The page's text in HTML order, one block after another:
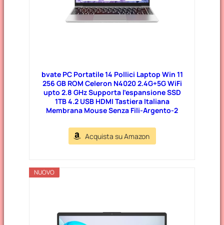
bvate PC Portatile 14 Pollici Laptop Win 11
256 GB ROM Celeron N4020 2.4G+5G WiFi
upto 2.8 GHz Supporta l’espansione SSD
1TB 4.2 USB HDMI Tastiera Italiana
Membrana Mouse Senza Fili-Argento-2
Acquista su Amazon
NUOVO